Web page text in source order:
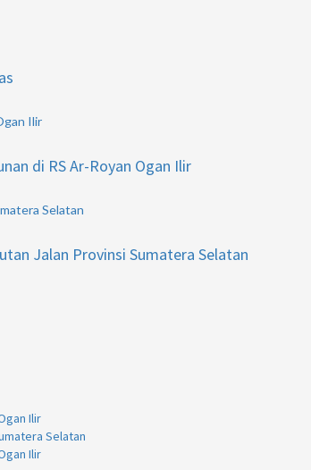
Ilir
di RS Ar-Royan Ogan Ilir
Selatan
Jalan Provinsi Sumatera Selatan
Ilir
Selatan
Ilir